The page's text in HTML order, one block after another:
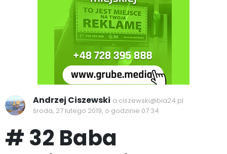
Andrzej Ciszewski a.ciszewski@bia24.pl
środa, 27 lutego 2019, o godzinie 07:34
# 32 Baba